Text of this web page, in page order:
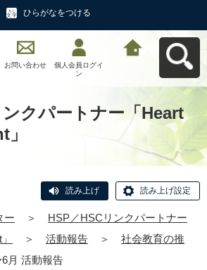
ひらがなをつける
お問い合わせ
個人会員ログイ
ン
クパートナー「Heart
読み上げ 読み上げ設定
ー ＞
HSP／HSCリンクパートナー
＞ 活動報告 ＞
社会教育の推
月 活動報告